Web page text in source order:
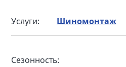
Услуги: Шиномонтаж
Сезонность: